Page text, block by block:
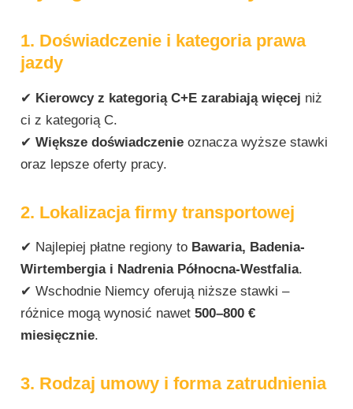
1. Doświadczenie i kategoria prawa
jazdy
✔ Kierowcy z kategorią C+E zarabiają więcej niż
ci z kategorią C.
✔Większe doświadczenie oznacza wyższe stawki
oraz lepsze oferty pracy.
2. Lokalizacja firmy transportowej
✔ Najlepiej płatne regiony to Bawaria, Badenia-
Wirtembergia i Nadrenia Północna-Westfalia.
✔ Wschodnie Niemcy oferują niższe stawki –
różnice mogą wynosić nawet500–800 €
miesięcznie.
3. Rodzaj umowy i forma zatrudnienia